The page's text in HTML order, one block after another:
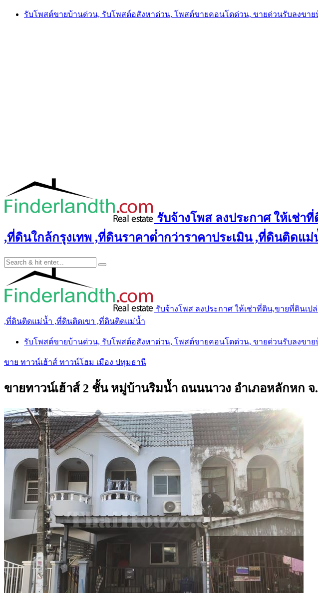
Skip
รับโพสต์ขายบ้านด่วน, รับโพสต์อสังหาด่วน, โพสต์ขายคอนโดด่วน, ขายด่วนรับลงขาย
รับจ้างโพส ลงประกาศ ให้เช่
,ที่ดินใกล้กรุงเทพ ,ที่ดินราคาต่ํากว่าราคาประเมิน ,ที่ดินติดแ
รับจ้างโพส ลงประกาศ ให้เช่าที่ดิน,ขายที่ดินเ
,ที่ดินติดแม่น้ำ ,ที่ดินติดเขา ,ที่ดินติดแม่น้ำ
รับโพสต์ขายบ้านด่วน, รับโพสต์อสังหาด่วน, โพสต์ขายคอนโดด่วน, ขายด่วนรับลงขาย
ขาย ทาวน์เฮ้าส์ ทาวน์โฮม เมือง ปทุมธานี
ขายทาวน์เฮ้าส์ 2 ชั้น หมู่บ้านริมน้ำ ถนนนาวง อำเภอหลักหก